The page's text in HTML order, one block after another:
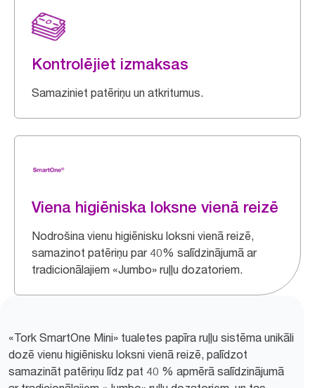
Kontrolējiet izmaksas
Samaziniet patēriņu un atkritumus.
Viena higiēniska loksne vienā reizē
Nodrošina vienu higiēnisku loksni vienā reizē,
samazinot patēriņu par 40% salīdzinājumā ar
tradicionālajiem «Jumbo» ruļļu dozatoriem.
«Tork SmartOne Mini» tualetes papīra ruļļu sistēma unikāli
dozē vienu higiēnisku loksni vienā reizē, palīdzot
samazināt patēriņu līdz pat 40 % apmērā salīdzinājumā